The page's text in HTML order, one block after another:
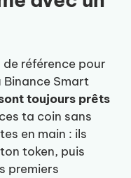
référence pour
Binance Smart
toujours prêts
ta coin sans
en main : ils
token, puis
premiers